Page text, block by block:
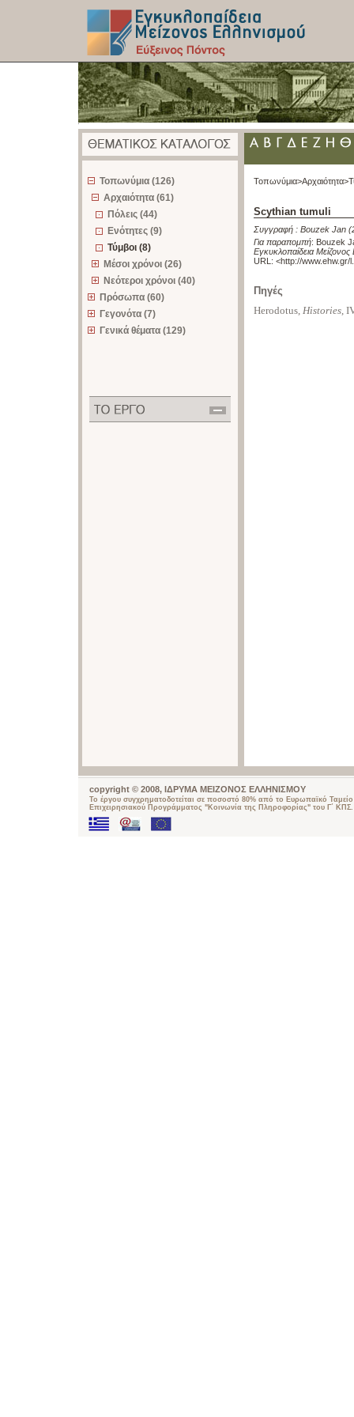
Τοπωνύμια (126)
Αρχαιότητα (61)
Πόλεις (44)
Ενότητες (9)
Τύμβοι (8)
Μέσοι χρόνοι (26)
Νεότεροι χρόνοι (40)
Πρόσωπα (60)
Γεγονότα (7)
Γενικά θέματα (129)
Τοπωνύμια>Αρχαιότητα>
Scythian tumuli
Συγγραφή : Bouzek Jan
Για παραπομπή: Bouzek
Εγκυκλοπαίδεια
URL: <http://www.ehw.gr/
Πηγές
Herodotus, Histories,
copyright © 2008, ΙΔΡΥΜΑ ΜΕΙΖΟΝΟΣ ΕΛΛΗΝΙΣΜΟΥ
Το έργου συγχρηματοδοτείται σε ποσοστό 80% από το Ευρωπαϊκό
Επιχειρησιακού Προγράμματος "Κοινωνία της Πληροφορίας" του Γ΄ ΚΠΣ.